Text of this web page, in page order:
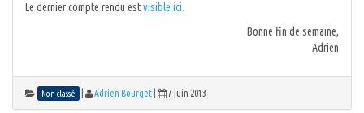
Le dernier compte rendu estvisible ici.
Bonne fin de semaine,
Adrien
Non classé Adrien Bourget 7 juin 2013